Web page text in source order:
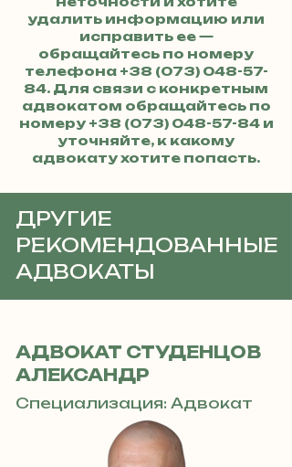
удалить информацию или
исправить ее —
обращайтесь по номеру
телефона +38 (073) 048-57-
84. Для связи с конкретным
адвокатом обращайтесь по
номеру +38 (073) 048-57-84и
уточняйте, к какому
адвокату хотите попасть.
ДРУГИЕ
РЕКОМЕНДОВАННЫЕ
АДВОКАТЫ
АДВОКАТ СТУДЕНЦОВ
АЛЕКСАНДР
Специализация: Адвокат